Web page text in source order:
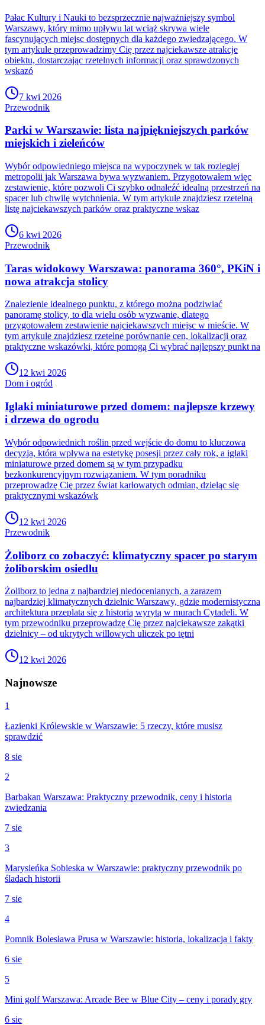
Pałac Kultury i Nauki to bezsprzecznie najważniejszy symbol
Warszawy, który mimo upływu lat wciąż skrywa wiele
fascynujących miejsc dostępnych dla każdego zwiedzającego. W
tym artykule przeprowadzimy Cię przez najciekawsze atrakcje
obiektu, dostarczając rzetelnych informacji oraz sprawdzonych
wskazó
7 kwi 2026
Przewodnik
Parki w Warszawie: lista najpiękniejszych parków
miejskich i zieleńców
Wybór odpowiedniego miejsca na wypoczynek w tak rozległej
metropolii jak Warszawa bywa wyzwaniem. Przygotowałem więc
zestawienie, które pozwoli Ci szybko odnaleźć idealną przestrzeń na
spacer lub chwilę wytchnienia. W tym artykule znajdziesz rzetelną
listę najciekawszych parków oraz praktyczne wskaz
6 kwi 2026
Przewodnik
Taras widokowy Warszawa: panorama 360°, PKiN i
nowa atrakcja stolicy
Znalezienie idealnego punktu, z którego można podziwiać
panoramę stolicy, to dla wielu osób wyzwanie, dlatego
przygotowałem zestawienie najciekawszych miejsc w mieście. W
tym artykule znajdziesz rzetelne porównanie cen, lokalizacji oraz
praktyczne wskazówki, które pomogą Ci wybrać najlepszy punkt na
12 kwi 2026
Dom i ogród
Iglaki miniaturowe przed domem: najlepsze krzewy
i drzewa do ogrodu
Wybór odpowiednich roślin przed wejście do domu to kluczowa
decyzja, która wpływa na estetykę posesji przez cały rok, a iglaki
miniaturowe przed domem są w tym przypadku
bezkonkurencyjnym rozwiązaniem. W tym poradniku
przeprowadzę Cię przez świat karłowatych odmian, dzieląc się
praktycznymi wskazówk
12 kwi 2026
Przewodnik
Żoliborz co zobaczyć: klimatyczny spacer po starym
żoliborskim osiedlu
Żoliborz to jedna z najbardziej niedocenianych, a zarazem
najbardziej klimatycznych dzielnic Warszawy, gdzie modernistyczna
architektura przeplata się z historią wyrytą w murach Cytadeli. W
tym przewodniku przeprowadzę Cię przez najciekawsze zakątki
dzielnicy – od ukrytych willowych uliczek po tętni
12 kwi 2026
Najnowsze
1
Łazienki Królewskie w Warszawie: 5 rzeczy, które musisz
sprawdzić
8 sie
2
Barbakan Warszawa: Praktyczny przewodnik, ceny i historia
zwiedzania
7 sie
3
Marysieńka Sobieska w Warszawie: praktyczny przewodnik po
śladach historii
7 sie
4
Pomnik Bolesława Prusa w Warszawie: historia, lokalizacja i fakty
6 sie
5
Mini golf Warszawa: Arcade Bee w Blue City – ceny i porady gry
6 sie